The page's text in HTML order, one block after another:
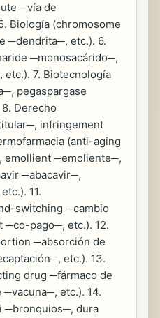
─vía de
Biología (chromosome
─dendrita─, etc.). 6.
─monosacárido─,
7. Biotecnología
pegaspargase
Derecho
infringement
(anti-aging
─emoliente─,
─abacavir─,
11.
switching ─cambio
─co-pago─, etc.). 12.
─absorción de
etc.). 13.
drug ─fármaco de
etc.). 14.
─bronquios─, dura